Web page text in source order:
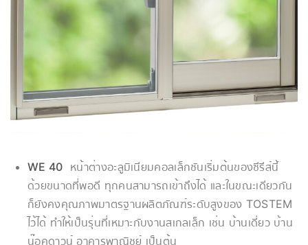
WE 40 หน้าต่างอะลูมิเนียมคอลเล็กชันเริ่มต้นของซีรีส์นี้
ด้วยขนาดที่พอดี ทุกคนสามารถเข้าถึงได้ และในขณะเดียวกัน
ก็ยังคงคุณภาพมาตรฐานผลิตภัณฑ์ระดับสูงของ TOSTEM
ไว้ได้ ทำให้เป็นรุ่นที่เหมาะกับงานสเกลเล็ก เช่น บ้านเดี่ยว บ้าน
น๊อคดาวน์ อาคารพาณิชย์ เป็นต้น